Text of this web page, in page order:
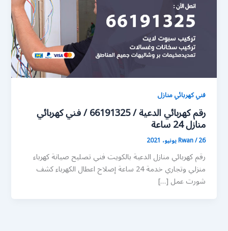
فني كهربائي منازل
رقم كهربائي الدعية / 66191325 / فني كهربائي
منازل 24 ساعة
Rwan/26 يونيو، 2021
رقم كهربائي منازل الدعية بالكويت فني تصليح صيانة كهرباء
منزلي وتجاري خدمة 24 ساعة إصلاح اعطال الكهرباء كشف
شورت عمل […]